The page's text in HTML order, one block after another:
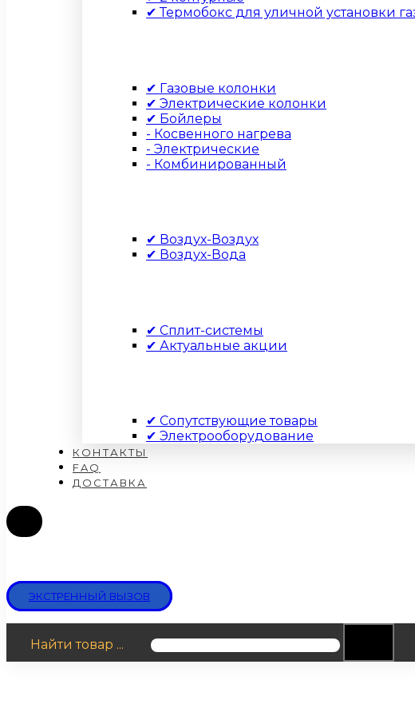
✔ Термобокс для уличной установки
✔ Газовые колонки
✔ Электрические колонки
✔ Бойлеры
- Косвенного нагрева
- Электрические
- Комбинированный
✔ Воздух-Воздух
✔ Воздух-Вода
✔ Сплит-системы
✔ Актуальные акции
✔ Сопутствующие товары
✔ Электрооборудование
КОНТАКТЫ
FAQ
ДОСТАВКА
ЭКСТРЕННЫЙ ВЫЗОВ
Найти товар ...